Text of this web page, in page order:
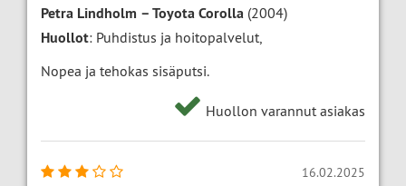
Petra Lindholm –Toyota Corolla (2004)
Huollot: Puhdistus ja hoitopalvelut,
Nopea ja tehokas sisäputsi.
Huollon varannut asiakas
16.02.2025